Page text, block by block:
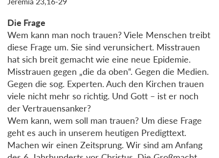
Die Frage
Wem kann man noch trauen? Viele Menschen treibt
diese Frage um. Sie sind verunsichert. Misstrauen
hat sich breit gemacht wie eine neue Epidemie.
Misstrauen gegen „die da oben“. Gegen die Medien.
Gegen die sog. Experten. Auch den Kirchen trauen
viele nicht mehr so richtig. Und Gott – ist er noch
der Vertrauensanker?
Wem kann, wem soll man trauen? Um diese Frage
geht es auch in unserem heutigen Predigttext.
Machen wir einen Zeitsprung. Wir sind am Anfang